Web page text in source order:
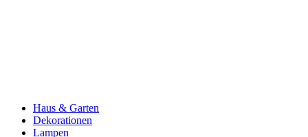
Haus & Garten
Dekorationen
Lampen